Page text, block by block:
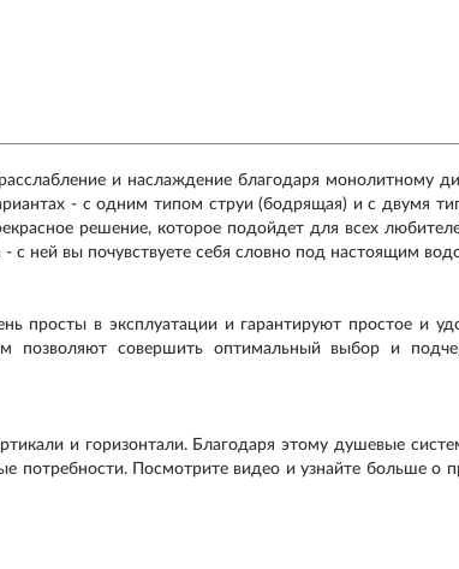
и наслаждение благодаря монолитному
- с одним типом струи (бодрящая) и с двумя
решение, которое подойдет для всех
с ней вы почувствуете себя словно под настоящим
просты в эксплуатации и гарантируют простое и
совершить оптимальный выбор и
и горизонтали. Благодаря этому душевые
потребности. Посмотрите видео и узнайте больше о